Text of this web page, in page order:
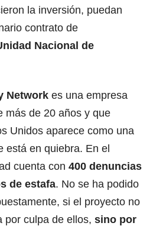
la inversión, puedan
contrato de
Nacional de
Network es una empresa
más de 20 años y que
Unidos aparece como una
está en quiebra. En el
cuenta con 400 denuncias
de estafa. No se ha podido
si el proyecto no
por culpa de ellos, sino por